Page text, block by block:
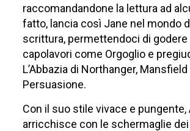
raccomandandone la lettura ad
fatto, lancia così Jane nel mondo
scrittura, permettendoci di godere
capolavori come Orgoglio e
L’Abbazia di Northanger, Mansfield
Persuasione.
Con il suo stile vivace e pungente,
arricchisce con le schermaglie